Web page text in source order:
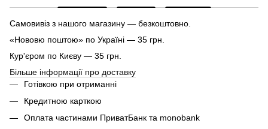
Самовивіз з нашого магазину — безкоштовно.
«Нововю поштою» по Україні — 35 грн.
Кур'єром по Києву — 35 грн.
Більше інформації про доставку
Готівкою при отриманні
Кредитною карткою
Оплата частинами ПриватБанк та monobank